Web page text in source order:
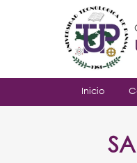
Inicio